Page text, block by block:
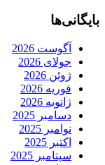
بایگانی‌ها
آگوست 2026
جولای 2026
ژوئن 2026
فوریه 2026
ژانویه 2026
دسامبر 2025
نوامبر 2025
اکتبر 2025
سپتامبر 2025